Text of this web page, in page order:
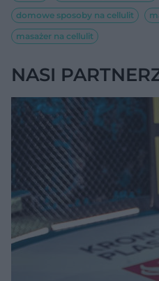
domowe sposoby na cellulit
masażer na cellulit
NASI